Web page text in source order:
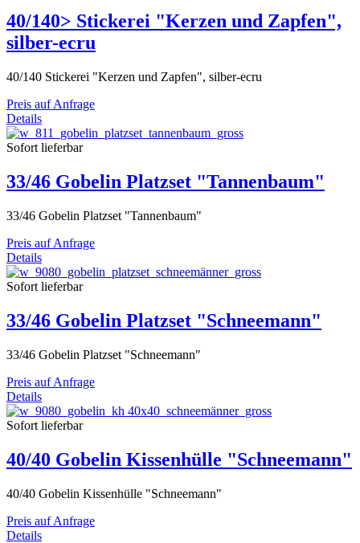
40/140> Stickerei "Kerzen und Zapfen",
silber-ecru
40/140 Stickerei "Kerzen und Zapfen", silber-ecru
Preis auf Anfrage
Details
Sofort lieferbar
33/46 Gobelin Platzset "Tannenbaum"
33/46 Gobelin Platzset "Tannenbaum"
Preis auf Anfrage
Details
Sofort lieferbar
33/46 Gobelin Platzset "Schneemann"
33/46 Gobelin Platzset "Schneemann"
Preis auf Anfrage
Details
Sofort lieferbar
40/40 Gobelin Kissenhülle "Schneemann"
40/40 Gobelin Kissenhülle "Schneemann"
Preis auf Anfrage
Details